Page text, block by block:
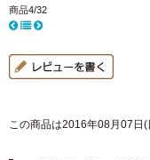
商品4/32
この商品は2016年08月07日(